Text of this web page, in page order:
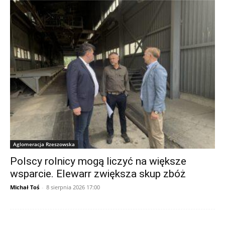
Aglomeracja Rzeszowska
Polscy rolnicy mogą liczyć na większe
wsparcie. Elewarr zwiększa skup zbóż
Michał Toś - 8 sierpnia 2026 17:00